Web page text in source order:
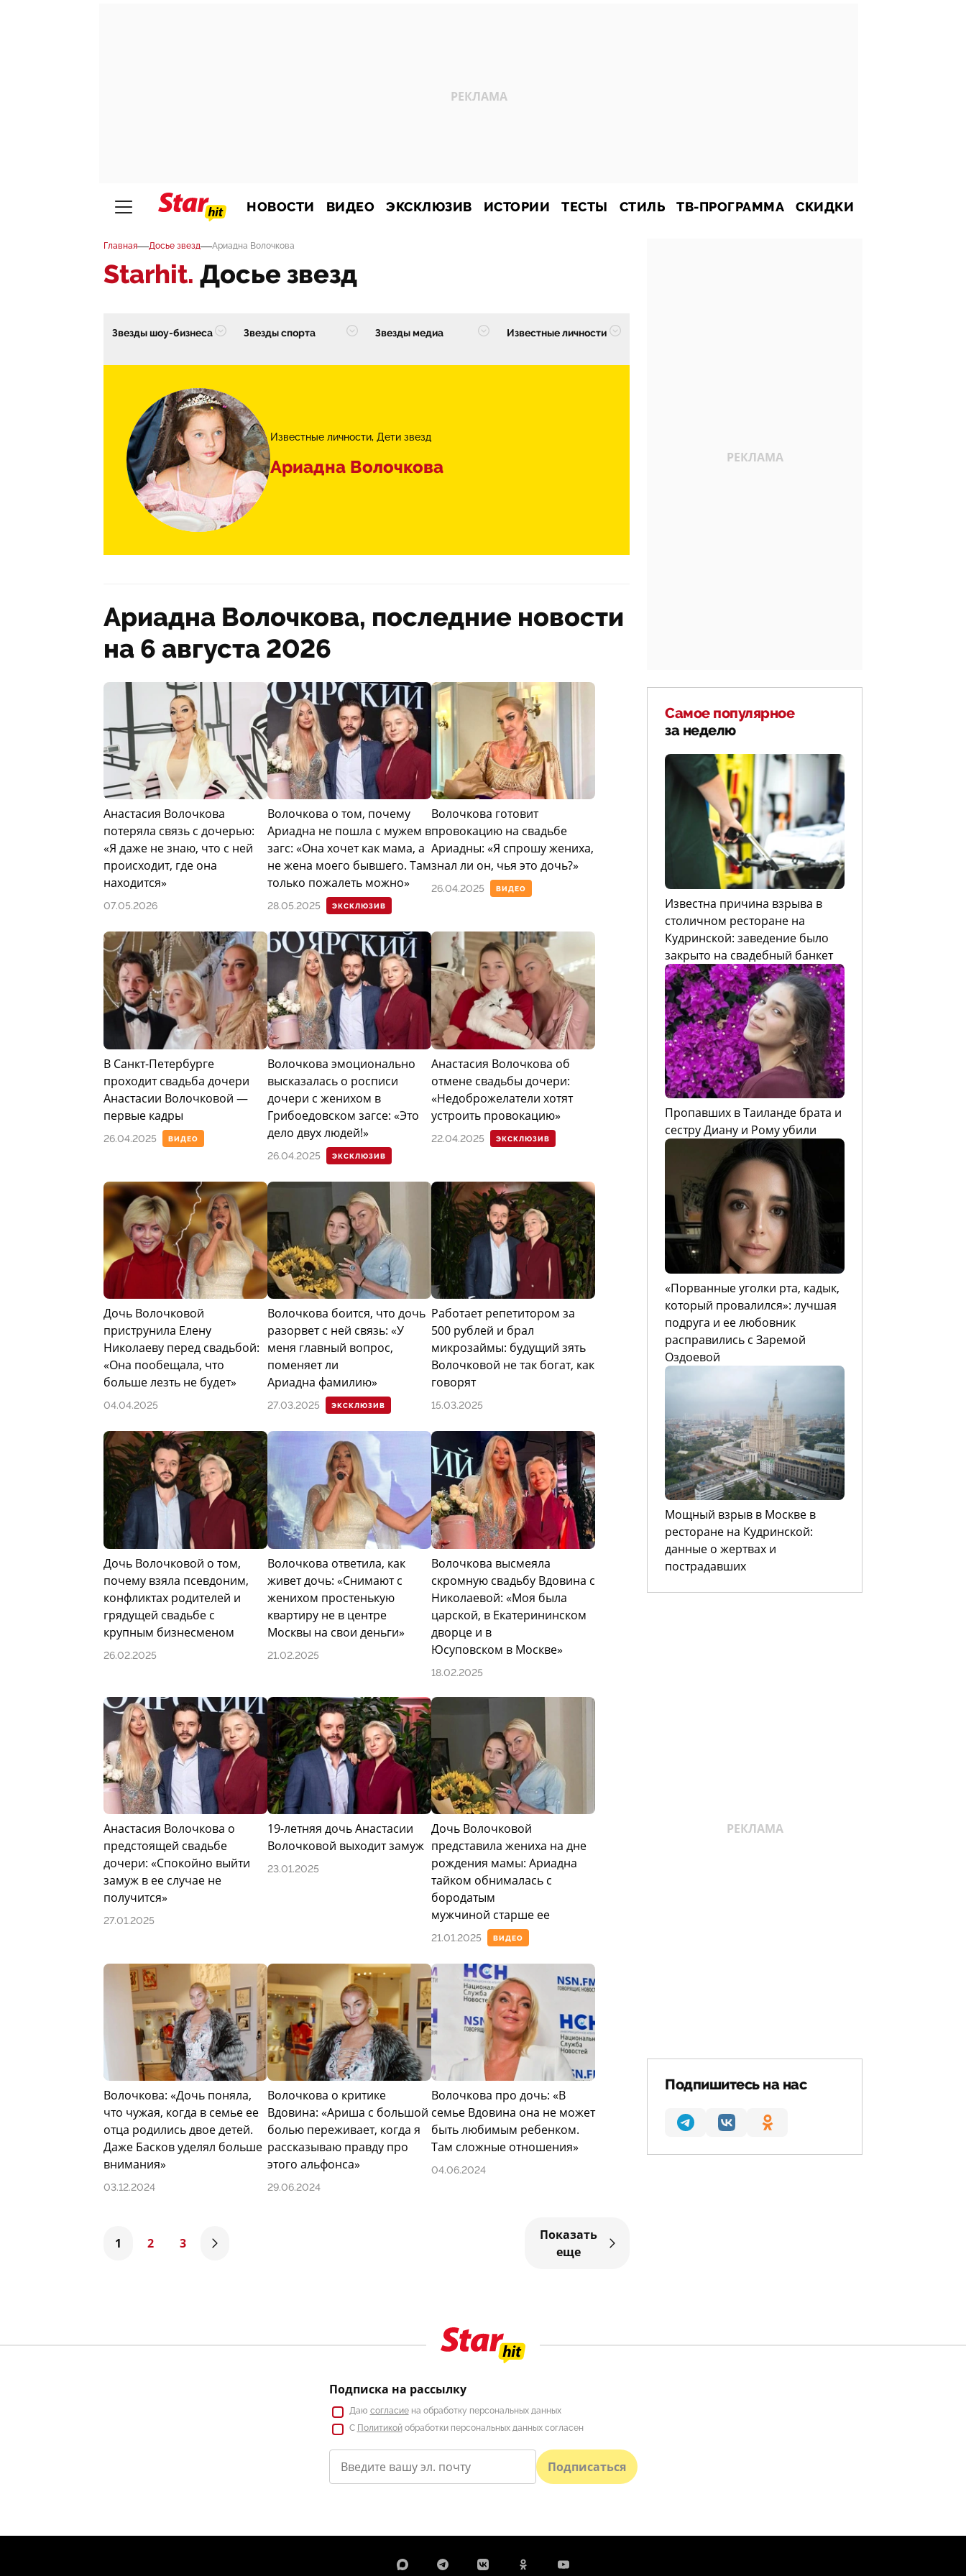
НОВОСТИ ВИДЕО ЭКСКЛЮЗИВ ИСТОРИИ ТЕСТЫ СТИЛЬ ТВ-ПРОГРАММА СКИДКИ
Главная—Досье звезд—Ариадна Волочкова
Starhit. Досье звезд
Звезды шоу-бизнеса Звезды спорта Звезды медиа Известные личности
Известные личности Дети звезд
Ариадна Волочкова
Ариадна Волочкова, последние новости
на 6 августа 2026
Анастасия Волочкова
потеряла связь с дочерью:
«Я даже не знаю, что с ней
происходит, где она
находится»
07.05.2026 ЭКСКЛЮЗИВ
Волочкова о том, почему
Ариадна не пошла с мужем в
загс: «Она хочет как мама, а
не жена моего бывшего. Там
только пожалеть можно»
28.05.2025
ВИДЕО
Волочкова готовит
провокацию на свадьбе
Ариадны: «Я спрошу жениха,
знал ли он, чья это дочь?»
26.04.2025
ВИДЕО
В Санкт-Петербурге
проходит свадьба дочери
Анастасии Волочковой —
первые кадры
26.04.2025
ЭКСКЛЮЗИВ
Волочкова эмоционально
высказалась о росписи
дочери с женихом в
Грибоедовском загсе: «Это
дело двух людей!»
26.04.2025
ЭКСКЛЮЗИВ
Анастасия Волочкова об
отмене свадьбы дочери:
«Недоброжелатели хотят
устроить провокацию»
22.04.2025
Дочь Волочковой
приструнила Елену
Николаеву перед свадьбой:
«Она пообещала, что
больше лезть не будет»
04.04.2025 ЭКСКЛЮЗИВ
Волочкова боится, что дочь
разорвет с ней связь: «У
меня главный вопрос,
поменяет ли
Ариадна фамилию»
27.03.2025
Работает репетитором за
500 рублей и брал
микрозаймы: будущий зять
Волочковой не так богат, как
говорят
15.03.2025
Дочь Волочковой о том,
почему взяла псевдоним,
конфликтах родителей и
грядущей свадьбе с
крупным бизнесменом
26.02.2025
Волочкова ответила, как
живет дочь: «Снимают с
женихом простенькую
квартиру не в центре
Москвы на свои деньги»
21.02.2025
Волочкова высмеяла
скромную свадьбу Вдовина с
Николаевой: «Моя была
царской, в Екатерининском
дворце и в
Юсуповском в Москве»
18.02.2025
Анастасия Волочкова о
предстоящей свадьбе
дочери: «Спокойно выйти
замуж в ее случае не
получится»
27.01.2025
19-летняя дочь Анастасии
Волочковой выходит замуж
23.01.2025
ВИДЕО
Дочь Волочковой
представила жениха на дне
рождения мамы: Ариадна
тайком обнималась с
бородатым
мужчиной старше ее
21.01.2025
Волочкова: «Дочь поняла,
что чужая, когда в семье ее
отца родились двое детей.
Даже Басков уделял больше
внимания»
03.12.2024
Волочкова о критике
Вдовина: «Ариша с большой
болью переживает, когда я
рассказываю правду про
этого альфонса»
29.06.2024
Волочкова про дочь: «В
семье Вдовина она не может
быть любимым ребенком.
Там сложные отношения»
04.06.2024
1 2 3
Показать
еще
Самое популярное
за неделю
Известна причина взрыва в
столичном ресторане на
Кудринской: заведение было
закрыто на свадебный банкет
Пропавших в Таиланде брата и
сестру Диану и Рому убили
«Порванные уголки рта, кадык,
который провалился»: лучшая
подруга и ее любовник
расправились с Заремой
Оздоевой
Мощный взрыв в Москве в
ресторане на Кудринской:
данные о жертвах и
пострадавших
Подпишитесь на нас
Подписка на рассылку
Даю согласиена обработку персональных данных
С Политикойобработки персональных данных согласен
Подписаться